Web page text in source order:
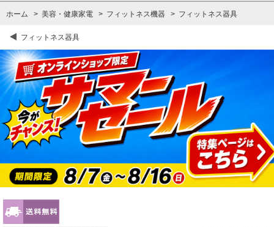
ホーム > 美容・健康家電 > フィットネス機器 > フィットネス器具
フィットネス器具